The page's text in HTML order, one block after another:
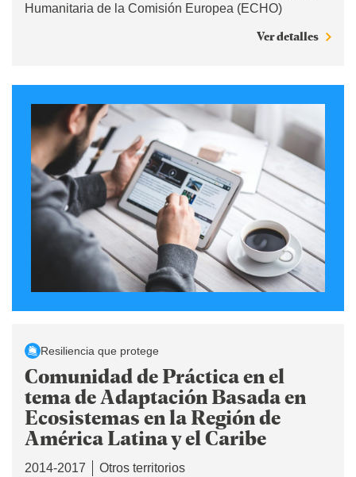
Humanitaria de la Comisión Europea (ECHO)
Ver detalles
Resiliencia que protege
Comunidad de Práctica en el
tema de Adaptación Basada en
Ecosistemas en la Región de
América Latina y el Caribe
2014-2017 Otros territorios